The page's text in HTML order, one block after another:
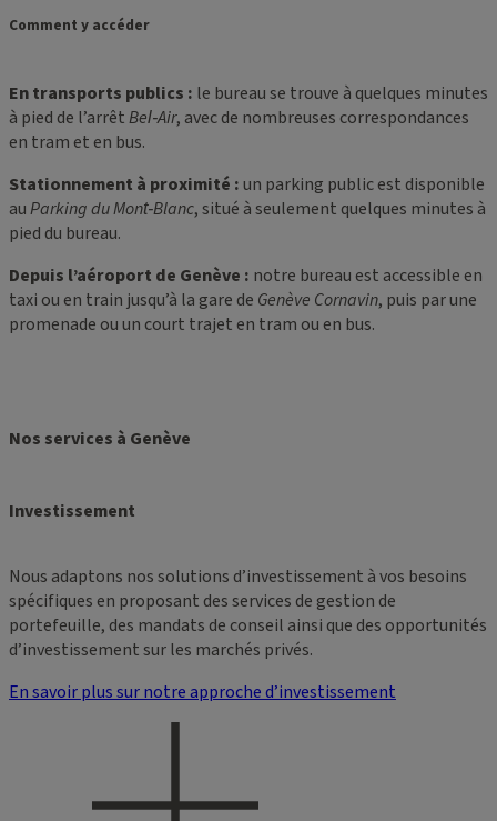
Comment y accéder
En transports publics : le bureau se trouve à quelques minutes
à pied de l’arrêtBel‑Air, avec de nombreuses correspondances
en tram et en bus.
Stationnement à proximité :un parking public est disponible
auParking du Mont‑Blanc, situé à seulement quelques minutes à
pied du bureau.
Depuis l’aéroport de Genève : notre bureau est accessible en
taxi ou en train jusqu’à la gare de Genève Cornavin, puis par une
promenade ou un court trajet en tram ou en bus.
Nos services à Genève
Investissement
Nous adaptons nos solutions d’investissement à vos besoins
spécifiques en proposant des services de gestion de
portefeuille, des mandats de conseil ainsi que des opportunités
d’investissement sur les marchés privés.
En savoir plus sur notre approche d’investissement